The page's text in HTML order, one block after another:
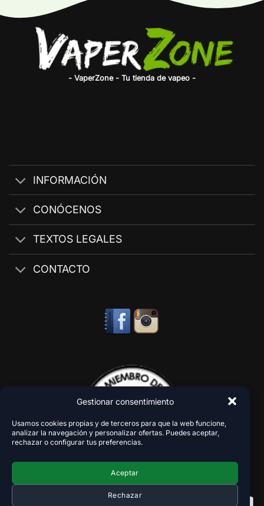
Gestionar consentimiento
Usamos cookies propias y de terceros para que la web funcione,
analizar la navegación y personalizar ofertas. Puedes aceptar,
rechazar o configurar tus preferencias.
Aceptar
Rechazar
- VaperZone - Tu tienda de vapeo -
INFORMACIÓN
CONÓCENOS
TEXTOS LEGALES
CONTACTO